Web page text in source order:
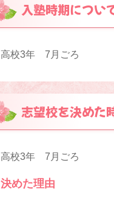
入塾時期につい
高校3年 7月ごろ
志望校を決めた
高校3年 7月ごろ
決めた理由